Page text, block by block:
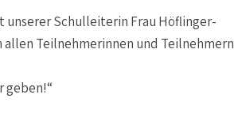
Schulleiterin Frau Höflinger-
allen Teilnehmerinnen und Teilnehmern
geben!“